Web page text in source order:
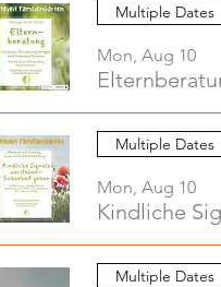
Multiple Dates
Mon, Aug 10
Multiple Dates
Mon, Aug 10
Kindliche
Multiple Dates